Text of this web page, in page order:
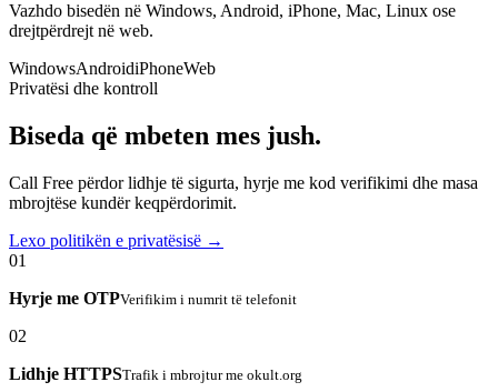
Vazhdo bisedën në Windows, Android, iPhone, Mac, Linux ose
drejtpërdrejt në web.
WindowsAndroidiPhoneWeb
Privatësi dhe kontroll
Biseda që mbeten mes jush.
Call Free përdor lidhje të sigurta, hyrje me kod verifikimi dhe masa
mbrojtëse kundër keqpërdorimit.
Lexo politikën e privatësisë →
01
Hyrje me OTPVerifikim i numrit të telefonit
02
Lidhje HTTPSTrafik i mbrojtur me okult.org